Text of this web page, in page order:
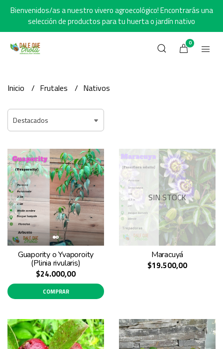
Bienvenidos/as a nuestro vivero agroecológico! Encontrarás una
selección de productos para tu huerta o jardín nativo
0
Inicio Frutales Nativos
Guapority o Yvaporoity
(Plinia rivularis)
$24.000,00
COMPRAR
SIN STOCK
Maracuyá
$19.500,00